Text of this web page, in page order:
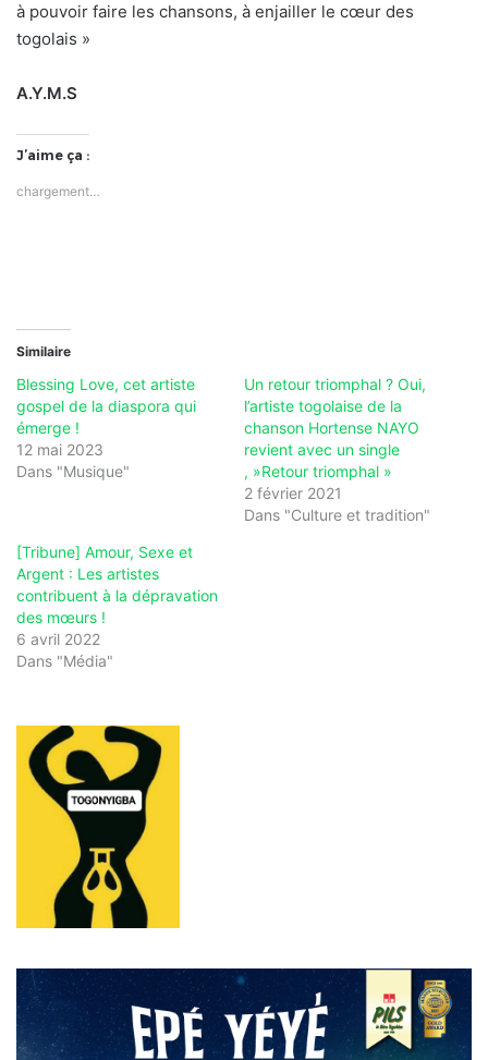
à pouvoir faire les chansons, à enjailler le cœur des
togolais »
A.Y.M.S
J’aime ça :
chargement…
Similaire
Blessing Love, cet artiste
gospel de la diaspora qui
émerge !
12 mai 2023
Dans "Musique"
Un retour triomphal ? Oui,
l’artiste togolaise de la
chanson Hortense NAYO
revient avec un single
, »Retour triomphal »
2 février 2021
Dans "Culture et tradition"
[Tribune] Amour, Sexe et
Argent : Les artistes
contribuent à la dépravation
des mœurs !
6 avril 2022
Dans "Média"